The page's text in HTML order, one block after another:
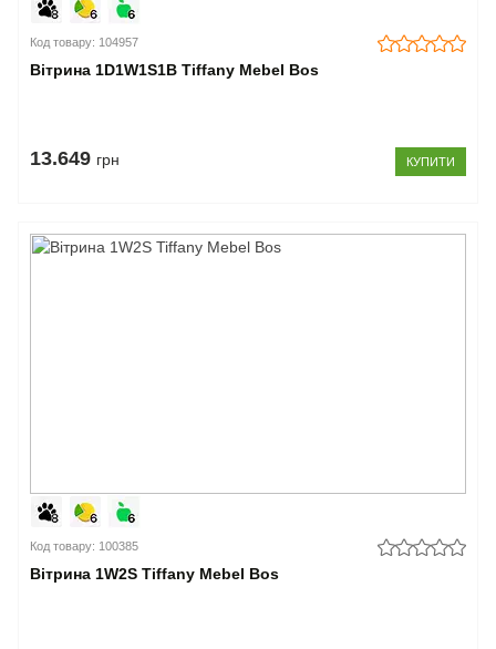
Код товару: 104957
Вітрина 1D1W1S1B Tiffany Mebel Bos
13.649 грн КУПИТИ
Код товару: 100385
Вітрина 1W2S Tiffany Mebel Bos